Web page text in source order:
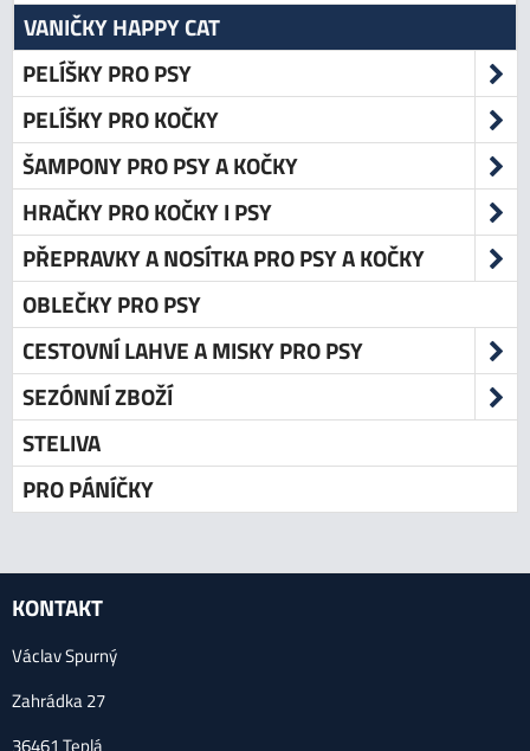
VANIČKY HAPPY CAT
PELÍŠKY PRO PSY
PELÍŠKY PRO KOČKY
ŠAMPONY PRO PSY A KOČKY
HRAČKY PRO KOČKY I PSY
PŘEPRAVKY A NOSÍTKA PRO PSY A KOČKY
OBLEČKY PRO PSY
CESTOVNÍ LAHVE A MISKY PRO PSY
SEZÓNNÍ ZBOŽÍ
STELIVA
PRO PÁNÍČKY
KONTAKT
Václav Spurný
Zahrádka 27